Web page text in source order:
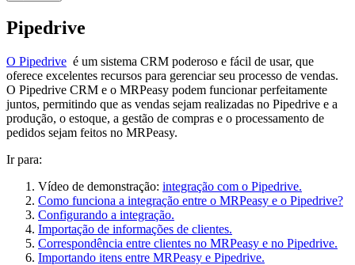
Pipedrive
O Pipedrive é um sistema CRM poderoso e fácil de usar, que
oferece excelentes recursos para gerenciar seu processo de vendas.
O Pipedrive CRM e o MRPeasy podem funcionar perfeitamente
juntos, permitindo que as vendas sejam realizadas no Pipedrive e a
produção, o estoque, a gestão de compras e o processamento de
pedidos sejam feitos no MRPeasy.
Ir para:
Vídeo de demonstração: integração com o Pipedrive.
Como funciona a integração entre o MRPeasy e o Pipedrive?
Configurando a integração.
Importação de informações de clientes.
Correspondência entre clientes no MRPeasy e no Pipedrive.
Importando itens entre MRPeasy e Pipedrive.